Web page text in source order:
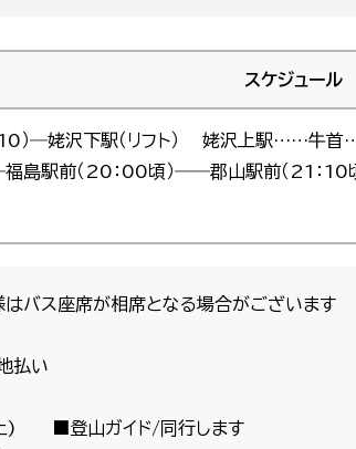
スケジュール
：10）―姥沢下駅（リフト） 姥沢上駅……
島駅前（20：00頃）――郡山駅前（21：10
バス座席が相席となる場合がございます
払い
) ■登山ガイド/同行します